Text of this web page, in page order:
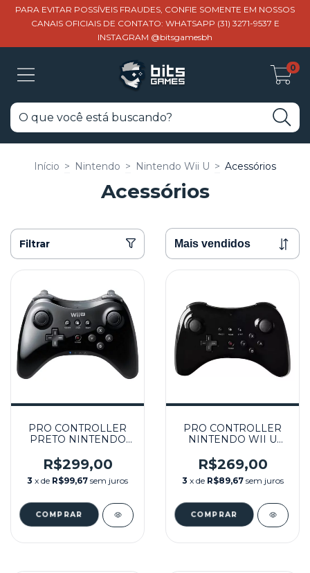
PARA EVITAR POSSÍVEIS FRAUDES, CONFIE SOMENTE EM NOSSOS
CANAIS OFICIAIS DE CONTATO: WHATSAPP (31) 3271-9537 E
INSTAGRAM @bitsgamesbh
0
Início > Nintendo > Nintendo Wii U > Acessórios
Acessórios
Filtrar
PRO CONTROLLER
PRETO NINTENDO
R$299,00
3 x de R$99,67 sem juros
PRO CONTROLLER
NINTENDO WII U
R$269,00
3 x de R$89,67 sem juros